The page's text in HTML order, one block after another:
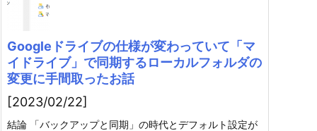
Googleドライブの仕様が変わっていて「マ
イドライブ」で同期するローカルフォルダの
変更に手間取ったお話
[2023/02/22]
結論 「バックアップと同期」の時代とデフォルト設定が